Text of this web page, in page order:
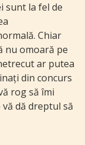
sunt la fel de
Chiar
nu omoară pe
ar putea
din concurs
rog să îmi
dă dreptul să